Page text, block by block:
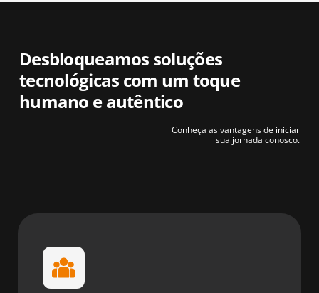
Desbloqueamos soluções
tecnológicas com um toque
humano e autêntico
Conheça as vantagens de iniciar
sua jornada conosco.